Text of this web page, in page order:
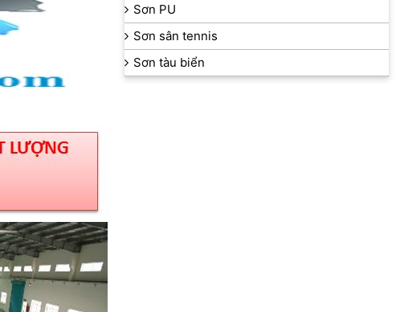
Sơn PU
Sơn sân tennis
Sơn tàu biển